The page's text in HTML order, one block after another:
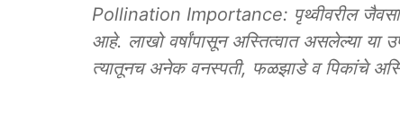
Pollination Importance: पृथ्वीवरील
आहे. लाखो वर्षांपासून अस्तित्वात असलेल्या या
त्यातूनच अनेक वनस्पती, फळझाडे व पिकांचे